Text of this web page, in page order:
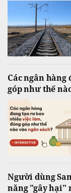
Các ngân
góp như thế
Người dùng
năng "gây hại"